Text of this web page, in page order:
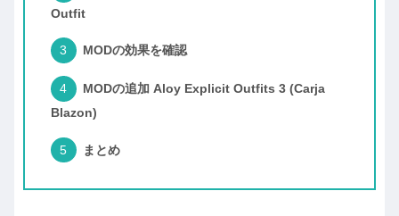
Outfit
MODの効果を確認
MODの追加 Aloy Explicit Outfits 3 (Carja
Blazon)
まとめ